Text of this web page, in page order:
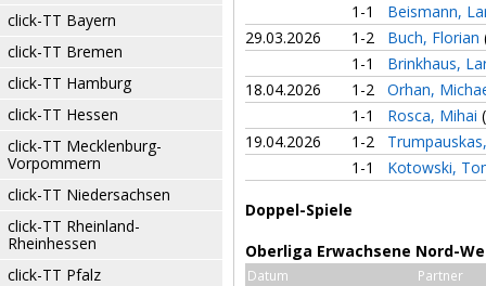
click-TT Bayern
click-TT Bremen
click-TT Hamburg
click-TT Hessen
click-TT Mecklenburg-
Vorpommern
click-TT Niedersachsen
click-TT Rheinland-
Rheinhessen
click-TT Pfalz
1-1
Beismann,
29.03.2026
1-2 Buch, Florian
1-1
Brinkhaus,
18.04.2026
1-2
Orhan,
1-1
Rosca, Mihai
19.04.2026
1-2
1-1
Kotowski,
Doppel-Spiele
Oberliga Erwachsene Nord-
Datum Partner